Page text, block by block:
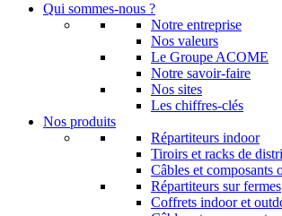
Qui sommes-nous ?
Notre entreprise
Nos valeurs
Le Groupe ACOME
Notre savoir-faire
Nos sites
Les chiffres-clés
Nos produits
Répartiteurs indoor
Tiroirs et racks de
Câbles et composants
Répartiteurs sur fermes
Coffrets indoor et